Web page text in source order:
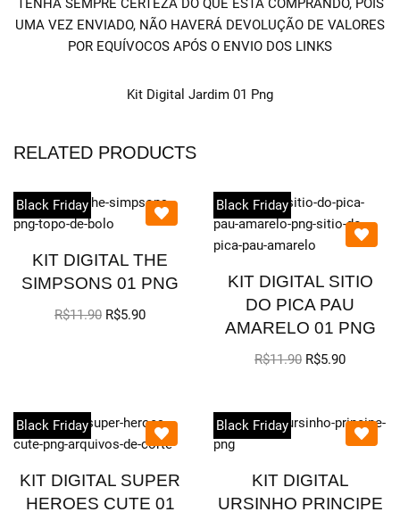
TENHA SEMPRE CERTEZA DO QUE ESTÁ COMPRANDO, POIS
UMA VEZ ENVIADO, NÃO HAVERÁ DEVOLUÇÃO DE VALORES
POR EQUÍVOCOS APÓS O ENVIO DOS LINKS
Kit Digital Jardim 01 Png
RELATED PRODUCTS
Black Friday
KIT DIGITAL THE
SIMPSONS 01 PNG
R$11.90 R$5.90
Black Friday
KIT DIGITAL SITIO
DO PICA PAU
AMARELO 01 PNG
R$11.90 R$5.90
Black Friday
KIT DIGITAL SUPER
HEROES CUTE 01
Black Friday
KIT DIGITAL
URSINHO PRINCIPE